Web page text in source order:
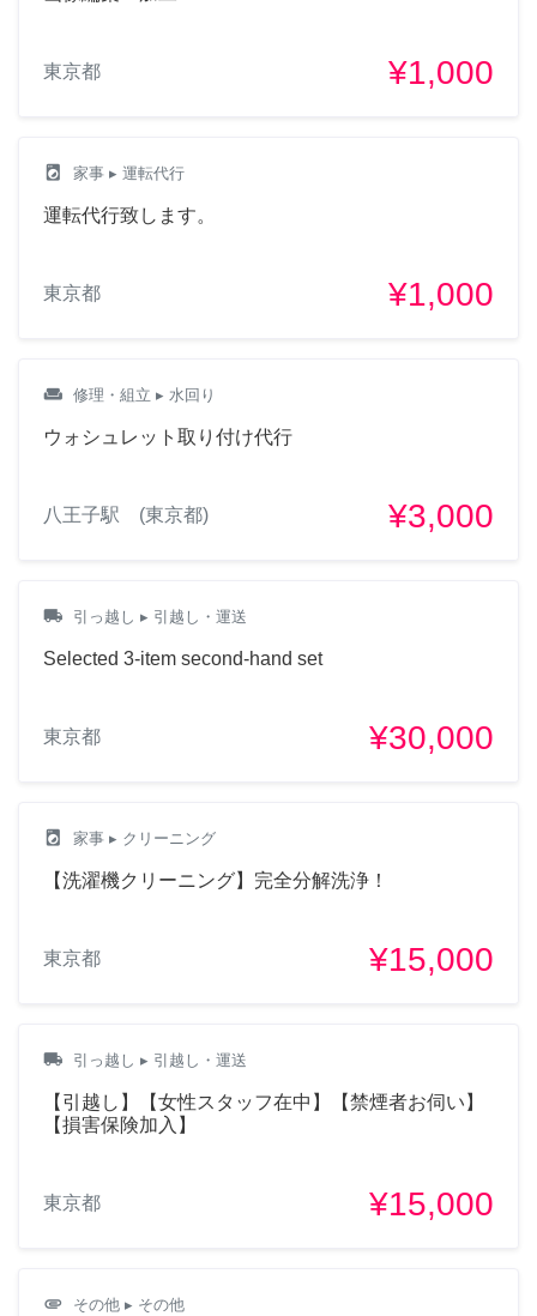
東京都 ¥1,000
local_laundry_service 家事 ▸ 運転代行
運転代行致します。
東京都 ¥1,000
weekend 修理・組立 ▸ 水回り
ウォシュレット取り付け代行
八王子駅 (東京都) ¥3,000
local_shipping 引っ越し ▸ 引越し・運送
Selected 3-item second-hand set
東京都 ¥30,000
local_laundry_service 家事 ▸ クリーニング
【洗濯機クリーニング】完全分解洗浄！
東京都 ¥15,000
local_shipping 引っ越し ▸ 引越し・運送
【引越し】【女性スタッフ在中】【禁煙者お伺い】
【損害保険加入】
東京都 ¥15,000
attachment その他 ▸ その他